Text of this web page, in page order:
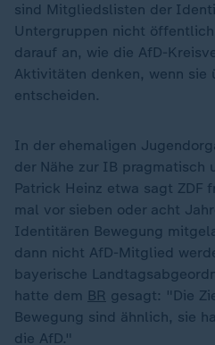
sind Mitgliedslisten der
Untergruppen nicht
darauf an, wie die AfD-
Aktivitäten denken, wenn sie
entscheiden.
In der ehemaligen
der Nähe zur IB pragmatisch
Patrick Heinz etwa sagt ZDF
mal vor sieben oder acht
Identitären Bewegung
dann nicht AfD-Mitglied
bayerische
hatte dem BR gesagt: "Die
Bewegung sind ähnlich, sie
die AfD."